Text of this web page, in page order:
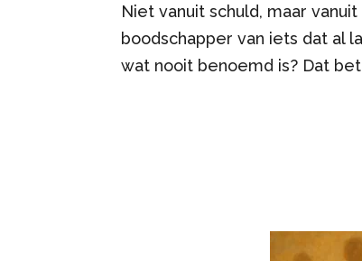
Niet vanuit schuld, maar
boodschapper van iets dat al
wat nooit benoemd is? Dat